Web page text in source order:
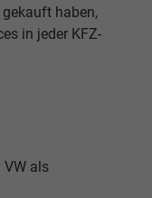
haben,
in jeder KFZ-
VW als